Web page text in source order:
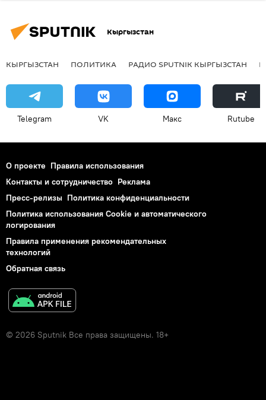
Кыргызстан
КЫРГЫЗСТАН ПОЛИТИКА РАДИО SPUTNIK КЫРГЫЗСТАН
Telegram VK Макс Rutube
О проекте Правила использования
Контакты и сотрудничество Реклама
Пресс-релизы Политика конфиденциальности
Политика использования Cookie и автоматического
логирования
Правила применения рекомендательных
технологий
Обратная связь
© 2026 Sputnik Все права защищены. 18+